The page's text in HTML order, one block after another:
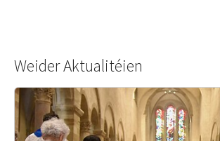
Weider Aktualitéien